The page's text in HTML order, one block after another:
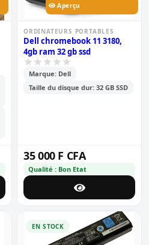
Aperçu
ORDINATEURS PORTABLES
Dell chromebook 11 3180,
4gb ram 32 gb ssd
Marque: Dell
Taille du disque dur: 32 GB SSD
35 000 F CFA
Qualité : Bon Etat
EN STOCK